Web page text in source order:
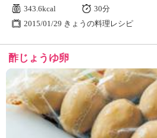
343.6kcal
30分
2015/01/29 きょうの料理レシピ
酢じょうゆ卵